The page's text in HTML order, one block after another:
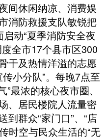
间休闲纳凉、消费娱
消防救援支队敏锐把
启动“夏季消防安全夜
全市17个县市区300
干及热情洋溢的志愿
小分队”。 每晚7点至
最浓的核心夜市圈、
、居民楼院人流量密
到群众“家门口”、“店
时空与民众生活的“无